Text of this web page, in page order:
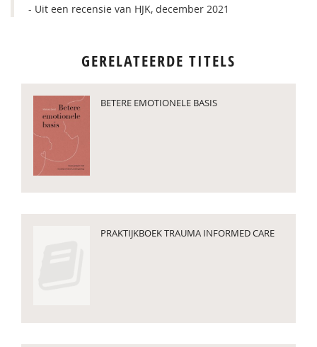
- Uit een recensie van HJK, december 2021
GERELATEERDE TITELS
BETERE EMOTIONELE BASIS
PRAKTIJKBOEK TRAUMA INFORMED CARE